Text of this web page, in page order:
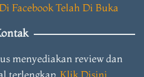
Facebook Telah Di Buka
menyediakan review dan
terlengkap. Klik Disini